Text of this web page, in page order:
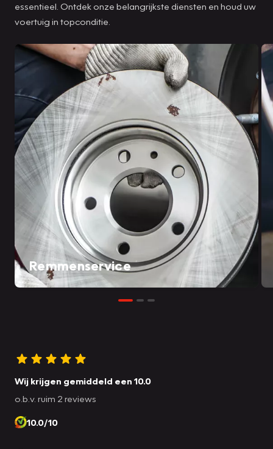
essentieel. Ontdek onze belangrijkste diensten en houd uw
voertuig in topconditie.
Remmenservice
Wij krijgen gemiddeld een 10.0
o.b.v. ruim 2 reviews
10.0/10